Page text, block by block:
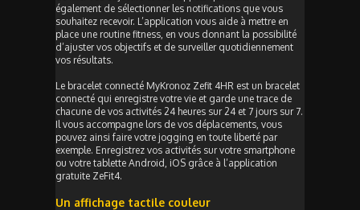
également de sélectionner les notifications que vous
souhaitez recevoir. L’application vous aide à mettre en
place une routine fitness, en vous donnant la possibilité
d’ajuster vos objectifs et de surveiller quotidiennement
vos résultats.
Le bracelet connecté MyKronoz Zefit 4HR est un bracelet
connecté qui enregistre votre vie et garde une trace de
chacune de vos activités 24 heures sur 24 et 7 jours sur 7.
Il vous accompagne lors de vos déplacements, vous
pouvez ainsi faire votre jogging en toute liberté par
exemple. Enregistrez vos activités sur votre smartphone
ou votre tablette Android, iOS grâce à l’application
gratuite ZeFit4.
Un affichage tactile couleur